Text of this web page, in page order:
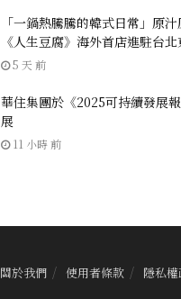
「一鍋熱騰騰的韓式日常」原
《人生豆腐》海外首店進駐台北
5 天 前
華住集團於《2025可持續發展
展
11 小時 前
關於我們 使用者條款 隱私